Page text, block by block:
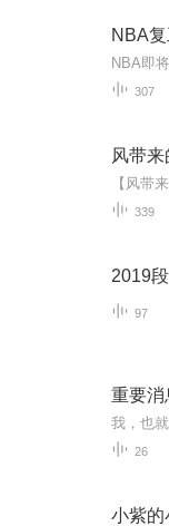
NBA
NBA即
307
风带来
339
2019
97
重要消
26
小紫的